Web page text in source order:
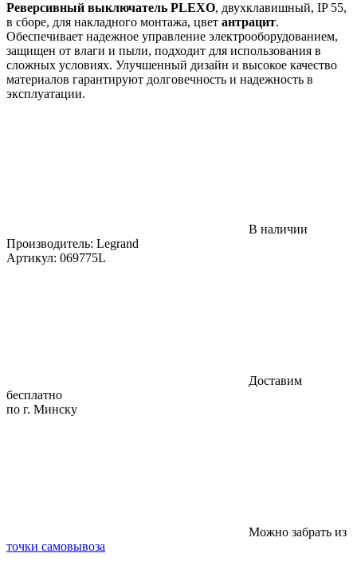
Реверсивный выключатель PLEXO, двухклавишный, IP 55,
в сборе, для накладного монтажа, цвет антрацит.
Обеспечивает надежное управление электрооборудованием,
защищен от влаги и пыли, подходит для использования в
сложных условиях. Улучшенный дизайн и высокое качество
материалов гарантируют долговечность и надежность в
эксплуатации.
В наличии
Производитель: Legrand
Артикул: 069775L
Доставим
бесплатно
по г. Минску
Можно забрать из
точки самовывоза